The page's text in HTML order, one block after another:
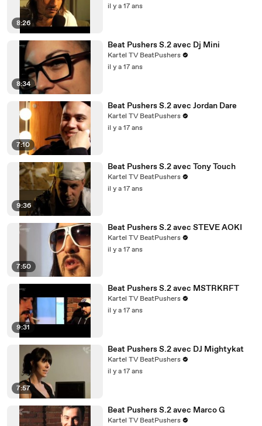
8:26
il y a 17 ans
8:34
Beat Pushers S.2 avec Dj Mini
Kartel TV BeatPushers
il y a 17 ans
7:10
Beat Pushers S.2 avec Jordan Dare
Kartel TV BeatPushers
il y a 17 ans
9:36
Beat Pushers S.2 avec Tony Touch
Kartel TV BeatPushers
il y a 17 ans
7:50
Beat Pushers S.2 avec STEVE AOKI
Kartel TV BeatPushers
il y a 17 ans
9:31
Beat Pushers S.2 avec MSTRKRFT
Kartel TV BeatPushers
il y a 17 ans
7:57
Beat Pushers S.2 avec DJ Mightykat
Kartel TV BeatPushers
il y a 17 ans
Beat Pushers S.2 avec Marco G
Kartel TV BeatPushers